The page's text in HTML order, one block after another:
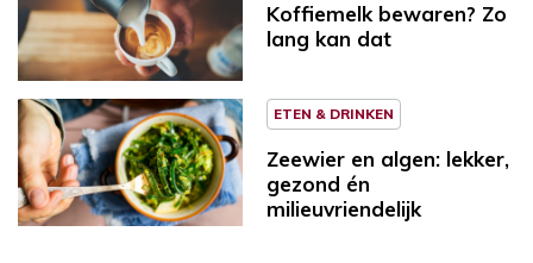
Koffiemelk bewaren? Zo
lang kan dat
ETEN & DRINKEN
Zeewier en algen: lekker,
gezond én
milieuvriendelijk